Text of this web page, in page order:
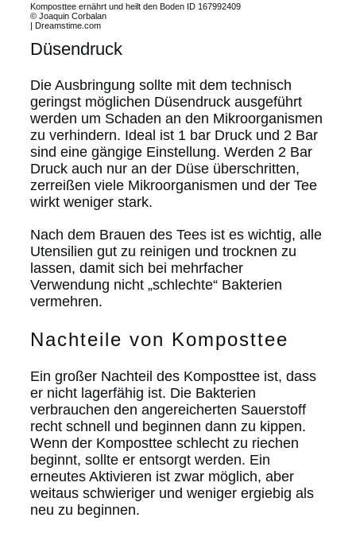
Komposttee ernährt und heilt den Boden ID 167992409
© Joaquin Corbalan
| Dreamstime.com
Düsendruck
Die Ausbringung sollte mit dem technisch
geringst möglichen Düsendruck ausgeführt
werden um Schaden an den Mikroorganismen
zu verhindern. Ideal ist 1 bar Druck und 2 Bar
sind eine gängige Einstellung. Werden 2 Bar
Druck auch nur an der Düse überschritten,
zerreißen viele Mikroorganismen und der Tee
wirkt weniger stark.
Nach dem Brauen des Tees ist es wichtig, alle
Utensilien gut zu reinigen und trocknen zu
lassen, damit sich bei mehrfacher
Verwendung nicht „schlechte“ Bakterien
vermehren.
Nachteile von Komposttee
Ein großer Nachteil des Komposttee ist, dass
er nicht lagerfähig ist. Die Bakterien
verbrauchen den angereicherten Sauerstoff
recht schnell und beginnen dann zu kippen.
Wenn der Komposttee schlecht zu riechen
beginnt, sollte er entsorgt werden. Ein
erneutes Aktivieren ist zwar möglich, aber
weitaus schwieriger und weniger ergiebig als
neu zu beginnen.